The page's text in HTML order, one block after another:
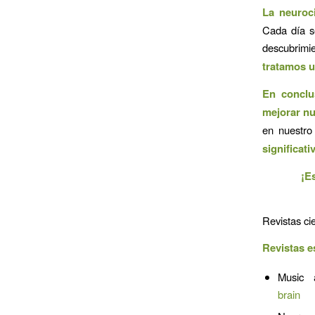
La
Cada día
tratamos
En
mejorar
en
Revistas
Revistas
Music
brain